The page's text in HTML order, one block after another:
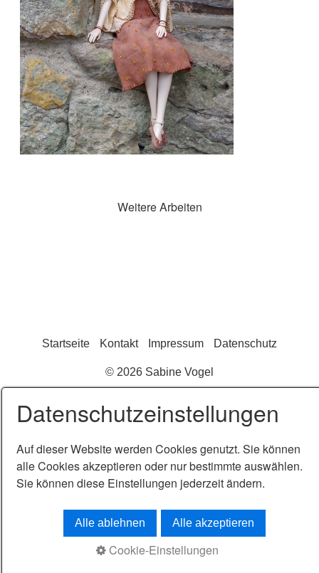
Weitere Arbeiten
Startseite Kontakt Impressum Datenschutz
© 2026 Sabine Vogel
Datenschutzeinstellungen
Auf dieser Website werden Cookies genutzt. Sie können
alle Cookies akzeptieren oder nur bestimmte auswählen.
Sie können diese Einstellungen jederzeit ändern.
Alle ablehnen Alle akzeptieren
Cookie-Einstellungen